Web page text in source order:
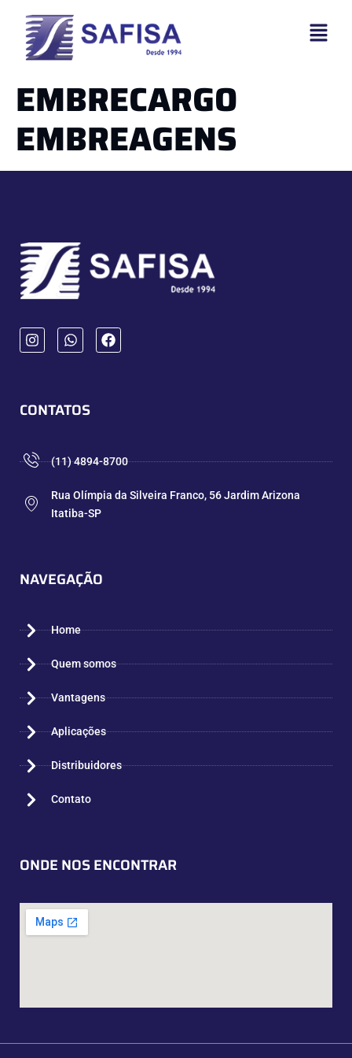
EMBRECARGO
EMBREAGENS
CONTATOS
(11) 4894-8700
Rua Olímpia da Silveira Franco, 56 Jardim Arizona
Itatiba-SP
NAVEGAÇÃO
Home
Quem somos
Vantagens
Aplicações
Distribuidores
Contato
ONDE NOS ENCONTRAR